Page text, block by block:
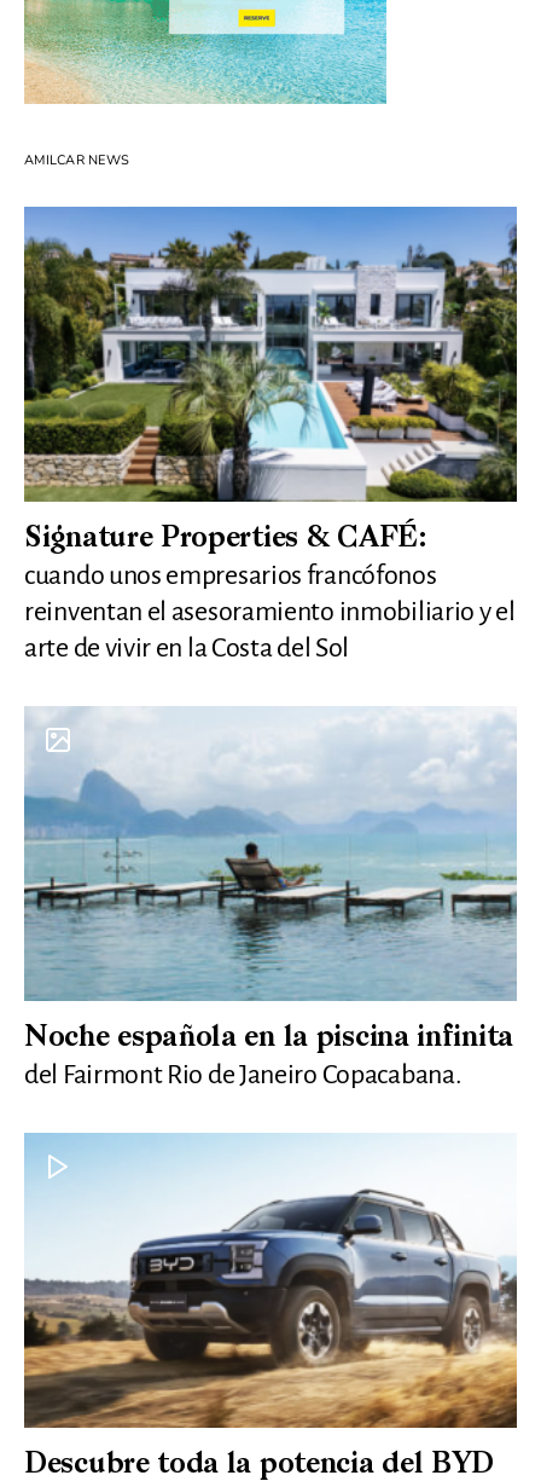
AMILCAR NEWS
Signature Properties & CAFÉ:
cuando unos empresarios francófonos
reinventan el asesoramiento inmobiliario y el
arte de vivir en la Costa del Sol
Noche española en la piscina infinita
del Fairmont Rio de Janeiro Copacabana.
Descubre toda la potencia del BYD